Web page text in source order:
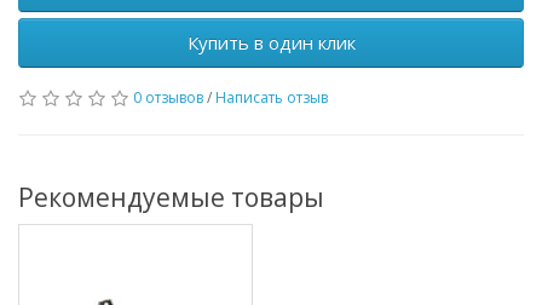
Купить в один клик
0 отзывов/ Написать отзыв
Рекомендуемые товары